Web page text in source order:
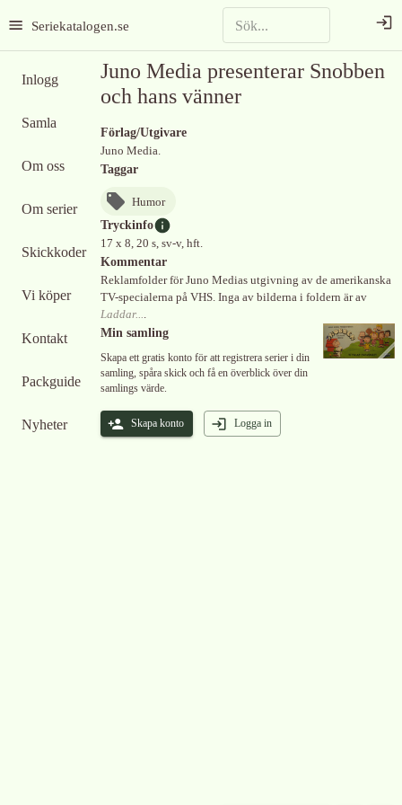
Seriekatalogen.se
Inlogg
Samla
Om oss
Om serier
Skickkoder
Vi köper
Kontakt
Packguide
Nyheter
Juno Media presenterar Snobben
och hans vänner
Förlag/Utgivare
Juno Media.
Taggar
Humor
Tryckinfo
17 x 8, 20 s, sv-v, hft.
Kommentar
Reklamfolder för Juno Medias utgivning av de amerikanska
TV-specialerna på VHS. Inga av bilderna i foldern är av
Laddar....
Min samling
Skapa ett gratis konto för att registrera serier i din
samling, spåra skick och få en överblick över din
samlings värde.
Skapa konto Logga in